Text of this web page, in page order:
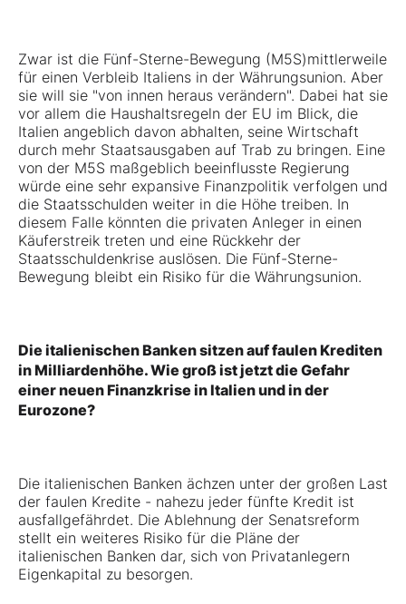
Zwar ist die Fünf-Sterne-Bewegung (M5S)mittlerweile
für einen Verbleib Italiens in der Währungsunion. Aber
sie will sie "von innen heraus verändern". Dabei hat sie
vor allem die Haushaltsregeln der EU im Blick, die
Italien angeblich davon abhalten, seine Wirtschaft
durch mehr Staatsausgaben auf Trab zu bringen. Eine
von der M5S maßgeblich beeinflusste Regierung
würde eine sehr expansive Finanzpolitik verfolgen und
die Staatsschulden weiter in die Höhe treiben. In
diesem Falle könnten die privaten Anleger in einen
Käuferstreik treten und eine Rückkehr der
Staatsschuldenkrise auslösen. Die Fünf-Sterne-
Bewegung bleibt ein Risiko für die Währungsunion.
Die italienischen Banken sitzen auf faulen Krediten
in Milliardenhöhe. Wie groß ist jetzt die Gefahr
einer neuen Finanzkrise in Italien und in der
Eurozone?
Die italienischen Banken ächzen unter der großen Last
der faulen Kredite - nahezu jeder fünfte Kredit ist
ausfallgefährdet. Die Ablehnung der Senatsreform
stellt ein weiteres Risiko für die Pläne der
italienischen Banken dar, sich von Privatanlegern
Eigenkapital zu besorgen.